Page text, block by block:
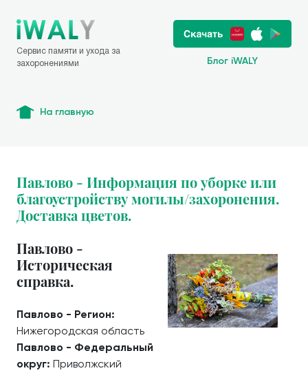
Сервис памяти и ухода за
захоронениями
Блог iWALY
На главную
Павлово - Информация по уборке или
благоустройству могилы/захоронения.
Доставка цветов.
Павлово -
Историческая
справка.
Павлово - Регион:
Нижегородская область
Павлово - Федеральный
округ: Приволжский